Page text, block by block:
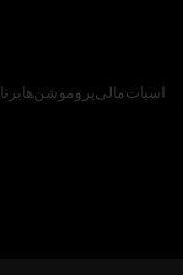
اسپاتمالیپروموشن‌ها